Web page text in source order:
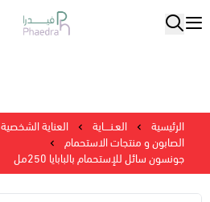
الرئيسية العـنــــاية
العناية الشخصية
الصابون و منتجات الاستحمام
جونسون سائل للإستحمام بالبابايا 250مل